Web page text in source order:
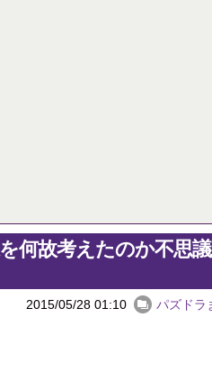
何故考えたのか不思
パズドラ
2015/05/28 01:10